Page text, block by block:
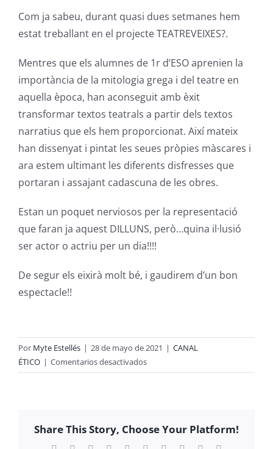
Com ja sabeu, durant quasi dues setmanes hem
estat treballant en el projecte TEATREVEIXES?.
Mentres que els alumnes de 1r d’ESO aprenien la
importància de la mitologia grega i del teatre en
aquella època, han aconseguit amb èxit
transformar textos teatrals a partir dels textos
narratius que els hem proporcionat. Així mateix
han dissenyat i pintat les seues pròpies màscares i
ara estem ultimant les diferents disfresses que
portaran i assajant cadascuna de les obres.
Estan un poquet nerviosos per la representació
que faran ja aquest DILLUNS, però…quina il·lusió
ser actor o actriu per un dia!!!!
De segur els eixirà molt bé, i gaudirem d’un bon
espectacle!!
Por Myte Estellés | 28 de mayo de 2021 | CANAL
ÉTICO | Comentarios desactivadosen
TEATREVEIXES?
Share This Story, Choose Your Platform!